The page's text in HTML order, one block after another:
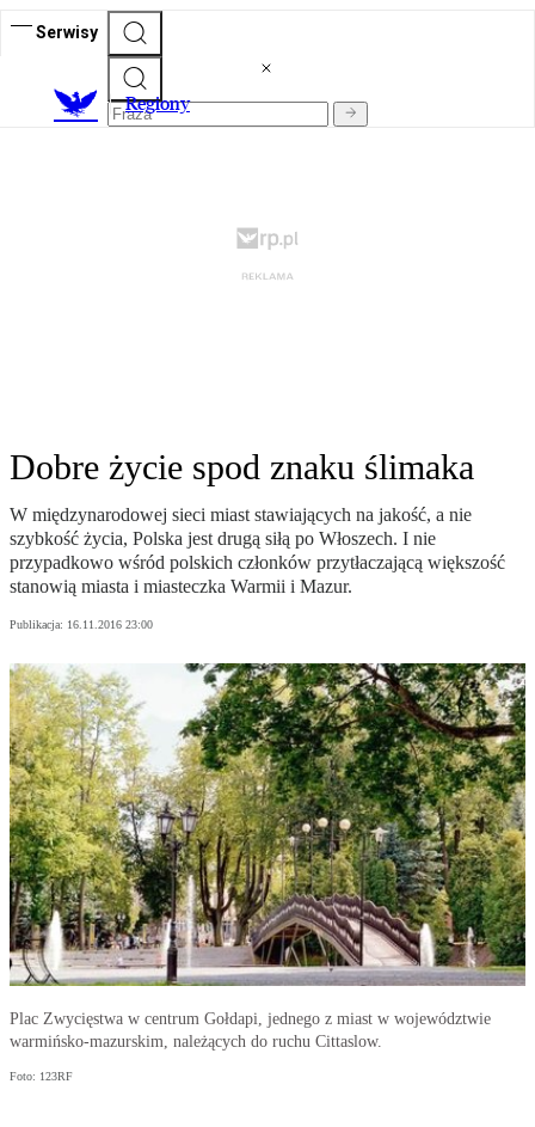
Serwisy
Regiony
Dobre życie spod znaku ślimaka
W międzynarodowej sieci miast stawiających na jakość, a nie
szybkość życia, Polska jest drugą siłą po Włoszech. I nie
przypadkowo wśród polskich członków przytłaczającą większość
stanowią miasta i miasteczka Warmii i Mazur.
Publikacja: 16.11.2016 23:00
Plac Zwycięstwa w centrum Gołdapi, jednego z miast w województwie
warmińsko-mazurskim, należących do ruchu Cittaslow.
Foto: 123RF